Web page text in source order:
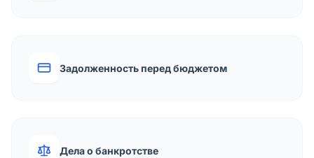
Задолженность перед бюджетом
Дела о банкротстве